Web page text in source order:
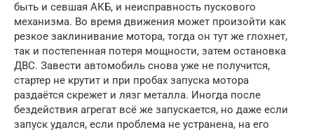
быть и севшая АКБ, и неисправность пускового
механизма. Во время движения может произойти как
резкое заклинивание мотора, тогда он тут же глохнет,
так и постепенная потеря мощности, затем остановка
ДВС. Завести автомобиль снова уже не получится,
стартер не крутит и при пробах запуска мотора
раздаётся скрежет и лязг металла. Иногда после
бездействия агрегат всё же запускается, но даже если
запуск удался, если проблема не устранена, на его